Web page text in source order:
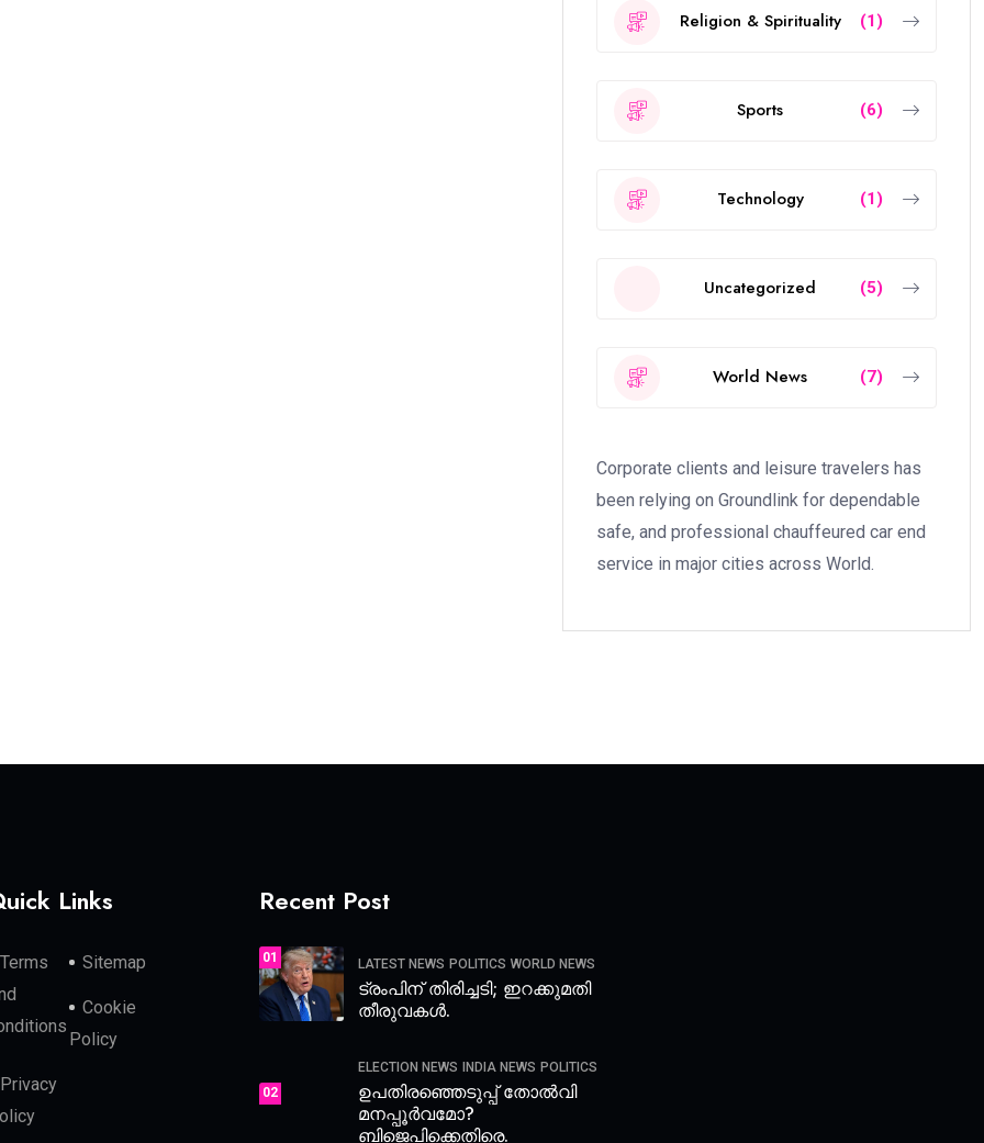
Religion & Spirituality (1)
Sports (6)
Technology (1)
Uncategorized (5)
World News (7)
Corporate clients and leisure travelers has
been relying on Groundlink for dependable
safe, and professional chauffeured car end
service in major cities across World.
Links
Terms
Sitemap
Cookie
Policy
Privacy
Recent Post
01 LATEST NEWS POLITICS WORLD NEWS
ട്രംപിന് തിരിച്ചടി; ഇറക്കുമതി
തീരുവകൾ.
02
ELECTION NEWS INDIA NEWS POLITICS
ഉപതിരഞ്ഞെടുപ്പ് തോൽവി
മനപ്പൂർവമോ?
ബിജെപിക്കെതിരെ.